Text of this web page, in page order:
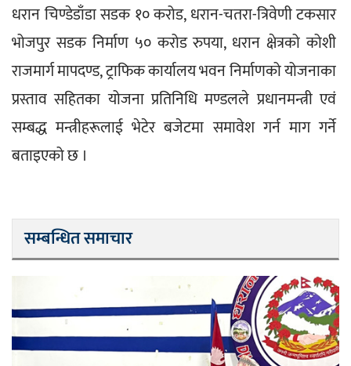
धरान चिण्डेडाँडा सडक १० करोड, धरान-चतरा-त्रिवेणी टकसार
भोजपुर सडक निर्माण ५० करोड रुपया, धरान क्षेत्रको कोशी
राजमार्ग मापदण्ड, ट्राफिक कार्यालय भवन निर्माणको योजनाका
प्रस्ताव सहितका योजना प्रतिनिधि मण्डलले प्रधानमन्त्री एवं
सम्बद्ध मन्त्रीहरूलाई भेटेर बजेटमा समावेश गर्न माग गर्ने
बताइएको छ ।
सम्बन्धित समाचार